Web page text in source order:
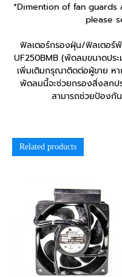
*Dimention of fan
please
ฟิลเตอร์กรองฝุ่น/ฟิลเตอร์พั
UF250BMB (พัดลมขนาดปร
เพิ่มเติมกรุณาติดต่อผู้ขาย ห
พัดลมนี้จะช่วยกรองสิ่งสกป
สามารถช่วยป้องกั
Related products